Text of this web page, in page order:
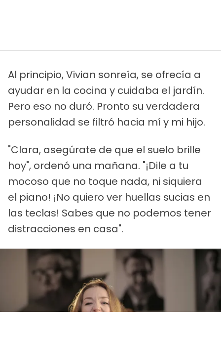
Al principio, Vivian sonreía, se ofrecía a
ayudar en la cocina y cuidaba el jardín.
Pero eso no duró. Pronto su verdadera
personalidad se filtró hacia mí y mi hijo.
"Clara, asegúrate de que el suelo brille
hoy", ordenó una mañana. "¡Dile a tu
mocoso que no toque nada, ni siquiera
el piano! ¡No quiero ver huellas sucias en
las teclas! Sabes que no podemos tener
distracciones en casa".